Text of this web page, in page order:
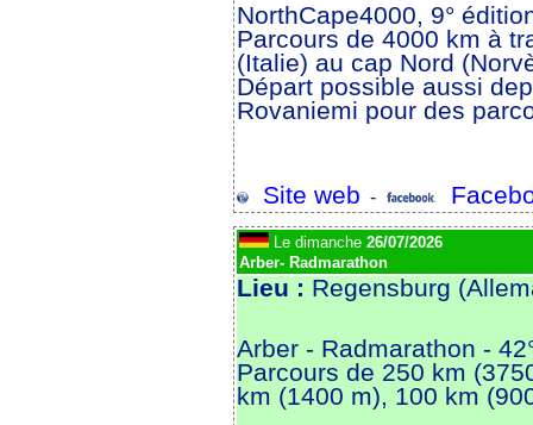
NorthCape4000, 9°
Parcours de 4000 km à
(Italie) au cap Nord
Départ possible aussi
Rovaniemi pour des
Site web -
Le dimanche 26/07/2026
Arber- Radmarathon
Lieu : Regensburg
Arber - Radmarathon -
Parcours de 250 km
km (1400 m), 100 km